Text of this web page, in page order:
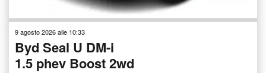
9 agosto 2026 alle 10:33
Byd Seal U DM-i
1.5 phev Boost 2wd